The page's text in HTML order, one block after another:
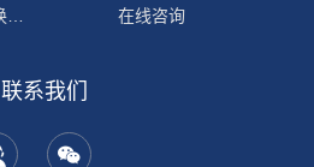
AF-GSM300-CE数据转换模块 在线咨询
联系我们